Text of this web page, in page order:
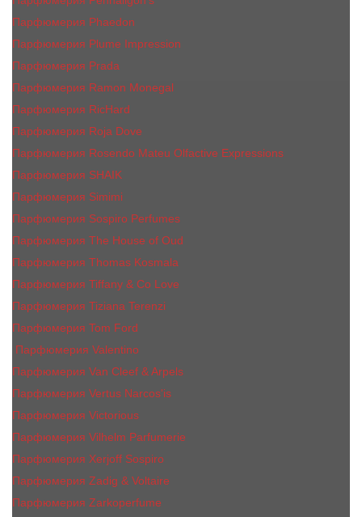
Парфюмерия Phaedon
Парфюмерия Plume Impression
Парфюмерия Prada
Парфюмерия Ramon Monegal
Парфюмерия RicHard
Парфюмерия Roja Dove
Парфюмерия Rosendo Mateu Olfactive Expressions
Парфюмерия SHAIK
Парфюмерия Simimi
Парфюмерия Sospiro Perfumes
Парфюмерия The House of Oud
Парфюмерия Thomas Kosmala
Парфюмерия Tiffany & Co Love
Парфюмерия Tiziana Terenzi
Парфюмерия Tom Ford
Парфюмерия Valentino
Парфюмерия Van Cleef & Arpels
Парфюмерия Vertus Narcos'is
Парфюмерия Victorious
Парфюмерия Vilhelm Parfumerie
Парфюмерия Xerjoff Sospiro
Парфюмерия Zadig & Voltaire
Парфюмерия Zarkoperfume